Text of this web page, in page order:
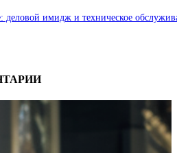
имидж и техническое